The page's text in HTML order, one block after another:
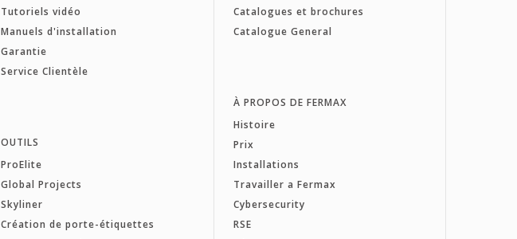
Tutoriels vidéo
Manuels d'installation
Garantie
Service Clientèle
OUTILS
ProElite
Global Projects
Skyliner
Création de porte-étiquettes
Catalogues et brochures
Catalogue General
À PROPOS DE FERMAX
Histoire
Prix
Installations
Travailler a Fermax
Cybersecurity
RSE